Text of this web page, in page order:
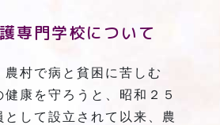
専門学校について
農村で病と貧困に苦しむ
康を守ろうと、昭和２５
して設立されて以来、農